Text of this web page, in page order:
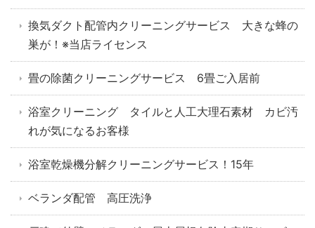
換気ダクト配管内クリーニングサービス 大きな蜂の
巣が！※当店ライセンス
畳の除菌クリーニングサービス 6畳ご入居前
浴室クリーニング タイルと人工大理石素材 カビ汚
れが気になるお客様
浴室乾燥機分解クリーニングサービス！15年
ベランダ配管 高圧洗浄